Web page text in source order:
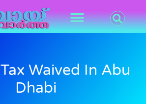
Waived In Abu
Dhabi